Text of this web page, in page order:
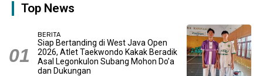
Top News
BERITA
Siap Bertanding di West Java Open
2026, Atlet Taekwondo Kakak Beradik
Asal Legonkulon Subang Mohon Do’a
dan Dukungan